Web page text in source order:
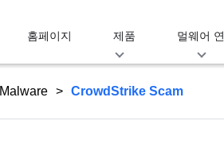
홈페이지 제품 멀웨어
Malware CrowdStrike Scam